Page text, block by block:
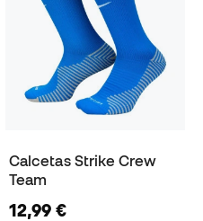
Calcetas Strike Crew
Team
12,99 €